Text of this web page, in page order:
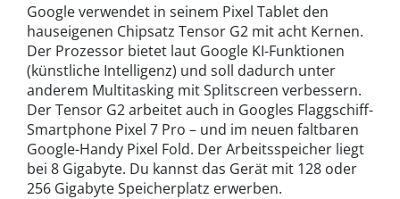
Google verwendet in seinem Pixel Tablet den
hauseigenen Chipsatz Tensor G2 mit acht Kernen.
Der Prozessor bietet laut Google KI-Funktionen
(künstliche Intelligenz) und soll dadurch unter
anderem Multitasking mit Splitscreen verbessern.
Der Tensor G2 arbeitet auch in Googles Flaggschiff-
Smartphone Pixel 7 Pro – und im neuen faltbaren
Google-Handy Pixel Fold. Der Arbeitsspeicher liegt
bei 8 Gigabyte. Du kannst das Gerät mit 128 oder
256 Gigabyte Speicherplatz erwerben.